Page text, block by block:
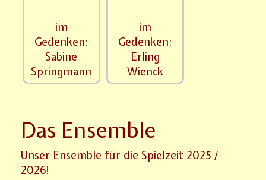
im
Gedenken:
Sabine
Springmann
im
Gedenken:
Erling
Wienck
Das Ensemble
Unser Ensemble für die Spielzeit 2025 /
2026!